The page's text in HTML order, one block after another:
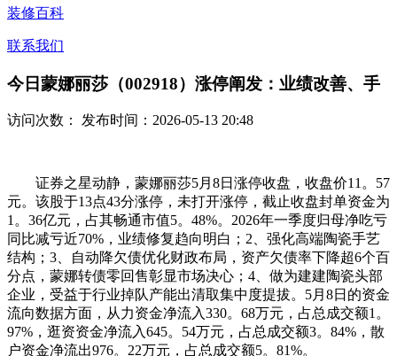
装修百科
联系我们
今日蒙娜丽莎（002918）涨停阐发：业绩改善、手
访问次数： 发布时间：2026-05-13 20:48
证券之星动静，蒙娜丽莎5月8日涨停收盘，收盘价11。57
元。该股于13点43分涨停，未打开涨停，截止收盘封单资金为
1。36亿元，占其畅通市值5。48%。2026年一季度归母净吃亏
同比减亏近70%，业绩修复趋向明白；2、强化高端陶瓷手艺
结构；3、自动降欠债优化财政布局，资产欠债率下降超6个百
分点，蒙娜转债零回售彰显市场决心；4、做为建建陶瓷头部
企业，受益于行业掉队产能出清取集中度提拔。5月8日的资金
流向数据方面，从力资金净流入330。68万元，占总成交额1。
97%，逛资资金净流入645。54万元，占总成交额3。84%，散
户资金净流出976。22万元，占总成交额5。81%。